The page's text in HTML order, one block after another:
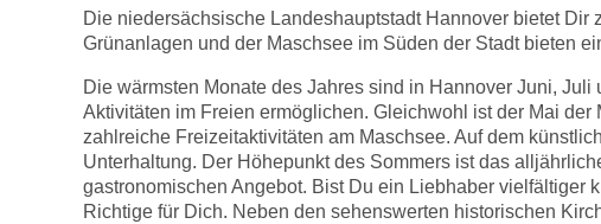
Die niedersächsische Landeshauptstadt Hannover bietet
Grünanlagen und der Maschsee im Süden der Stadt bieten
Die wärmsten Monate des Jahres sind in Hannover Juni,
Aktivitäten im Freien ermöglichen. Gleichwohl ist der Mai
zahlreiche Freizeitaktivitäten am Maschsee. Auf dem
Unterhaltung. Der Höhepunkt des Sommers ist das
gastronomischen Angebot. Bist Du ein Liebhaber vielfältiger
Richtige für Dich. Neben den sehenswerten historischen